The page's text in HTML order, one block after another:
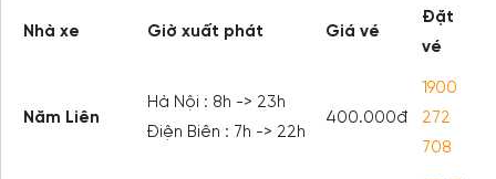
Nhà xe Giờ xuất phát Giá vé
Đặt
vé
Năm Liên
Hà Nội : 8h -> 23h
Điện Biên : 7h -> 22h
400.000đ
1900
272
708